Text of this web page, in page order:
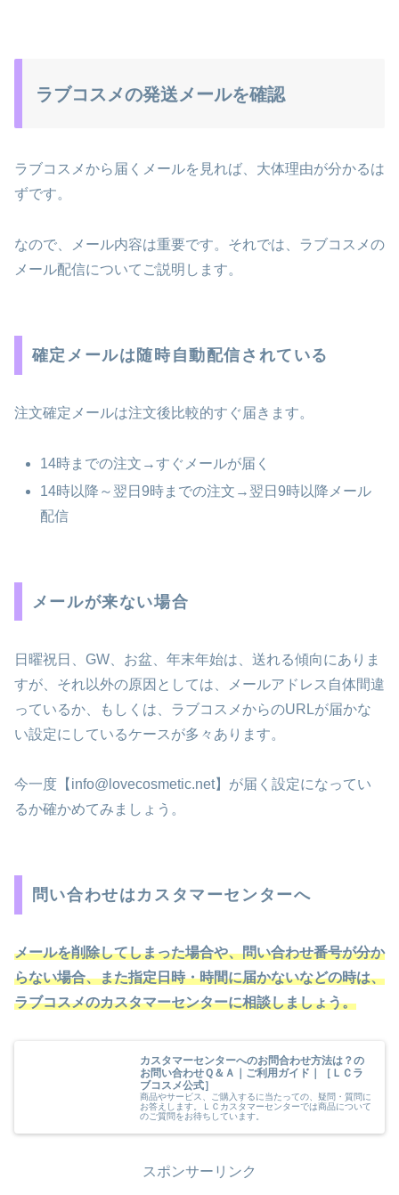
ラブコスメの発送メールを確認
ラブコスメから届くメールを見れば、大体理由が分かるは
ずです。
なので、メール内容は重要です。それでは、ラブコスメの
メール配信についてご説明します。
確定メールは随時自動配信されている
注文確定メールは注文後比較的すぐ届きます。
14時までの注文→すぐメールが届く
14時以降～翌日9時までの注文→翌日9時以降メール
配信
メールが来ない場合
日曜祝日、GW、お盆、年末年始は、送れる傾向にありま
すが、それ以外の原因としては、メールアドレス自体間違
っているか、もしくは、ラブコスメからのURLが届かな
い設定にしているケースが多々あります。
今一度【info@lovecosmetic.net】が届く設定になってい
るか確かめてみましょう。
問い合わせはカスタマーセンターへ
メールを削除してしまった場合や、問い合わせ番号が分か
らない場合、また指定日時・時間に届かないなどの時は、
ラブコスメのカスタマーセンターに相談しましょう。
カスタマーセンターへのお問合わせ方法は？の
お問い合わせＱ＆Ａ｜ご利用ガイド｜［ＬＣラ
ブコスメ公式］
商品やサービス、ご購入するに当たっての、疑問・質問に
お答えします。ＬＣカスタマーセンターでは商品について
のご質問をお待ちしています。
スポンサーリンク